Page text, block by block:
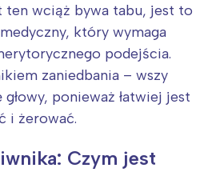
ten wciąż bywa tabu, jest to
który wymaga
podejścia.
zaniedbania – wszy
ponieważ łatwiej jest
i żerować.
Czym jest